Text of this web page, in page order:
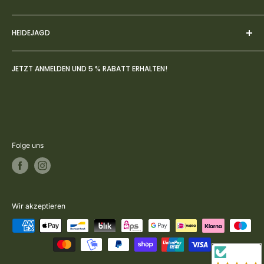
einem Erlebnis wird.
Impressum
AGBs
Datenschutz
Widerruf
HEIDEJAGD
Über uns
FAQs
JETZT ANMELDEN UND 5 % RABATT ERHALTEN!
Folge uns
Wir akzeptieren